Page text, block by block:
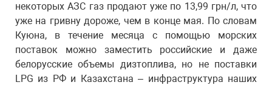
некоторых АЗС газ продают уже по 13,99 грн/л, что
уже на гривну дороже, чем в конце мая. По словам
Куюна, в течение месяца с помощью морских
поставок можно заместить российские и даже
белорусские объемы дизтоплива, но не поставки
LPG из РФ и Казахстана – инфраструктура наших